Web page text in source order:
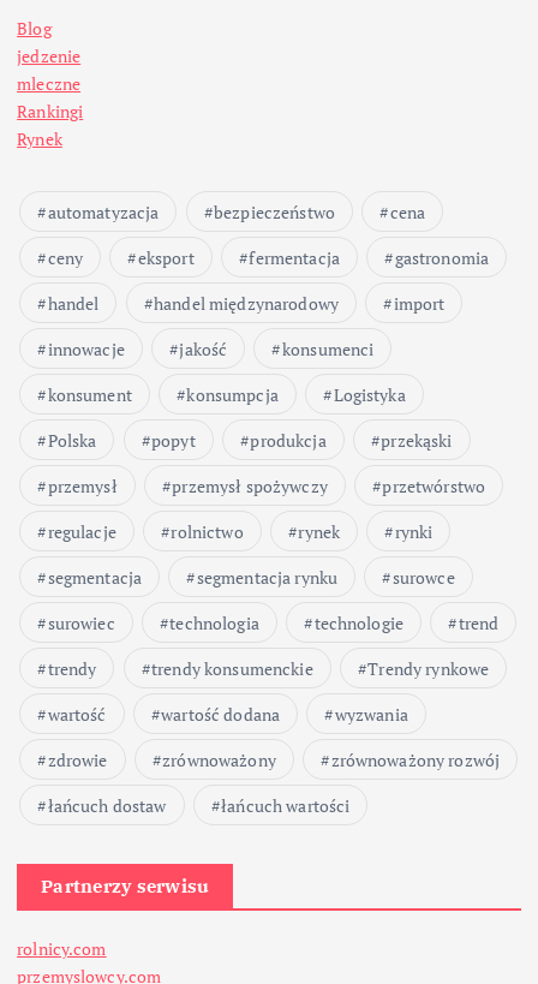
Blog
jedzenie
mleczne
Rankingi
Rynek
automatyzacja bezpieczeństwo
cena
ceny
eksport fermentacja
gastronomia
handel
handel międzynarodowy
import
innowacje
jakość
konsumenci
konsument
konsumpcja
Logistyka
Polska
popyt produkcja
przekąski
przemysł
przemysł spożywczy
przetwórstwo
regulacje
rolnictwo rynek
rynki
segmentacja
segmentacja rynku
surowce
surowiec
technologia technologie
trend
trendy
trendy konsumenckie
Trendy rynkowe
wartość
wartość dodana
wyzwania
zdrowie
zrównoważony
zrównoważony rozwój
łańcuch dostaw
łańcuch wartości
Partnerzy serwisu
rolnicy.com
przemyslowcy.com